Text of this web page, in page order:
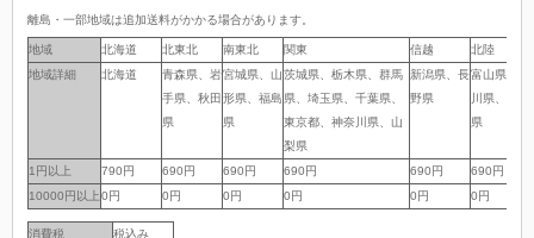
離島・一部地域は追加送料がかかる場合があります。
地域 北海道 北東北 南東北 関東 信越 北陸
地域詳細
北海道
青森県、岩
手県、秋田
県
宮城県、山
形県、福島
県
茨城県、栃木県、群馬
県、埼玉県、千葉県、
東京都、神奈川県、山
梨県
新潟県、長
野県
富山県、石
川県、福井
県
1円以上 790円 690円 690円 690円 690円 690円
10000円以上0円 0円 0円 0円 0円 0円
地域
地域詳細
1円以上
10000円以上
消費税 税込み